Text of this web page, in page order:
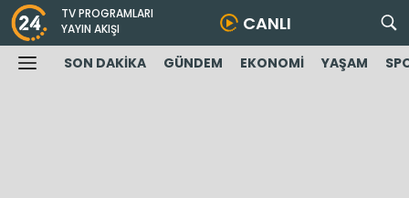
TV PROGRAMLARI
YAYIN AKIŞI
CANLI
SON DAKİKA GÜNDEM EKONOMİ YAŞAM